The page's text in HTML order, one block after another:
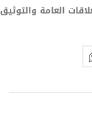
العامة والتوثيق